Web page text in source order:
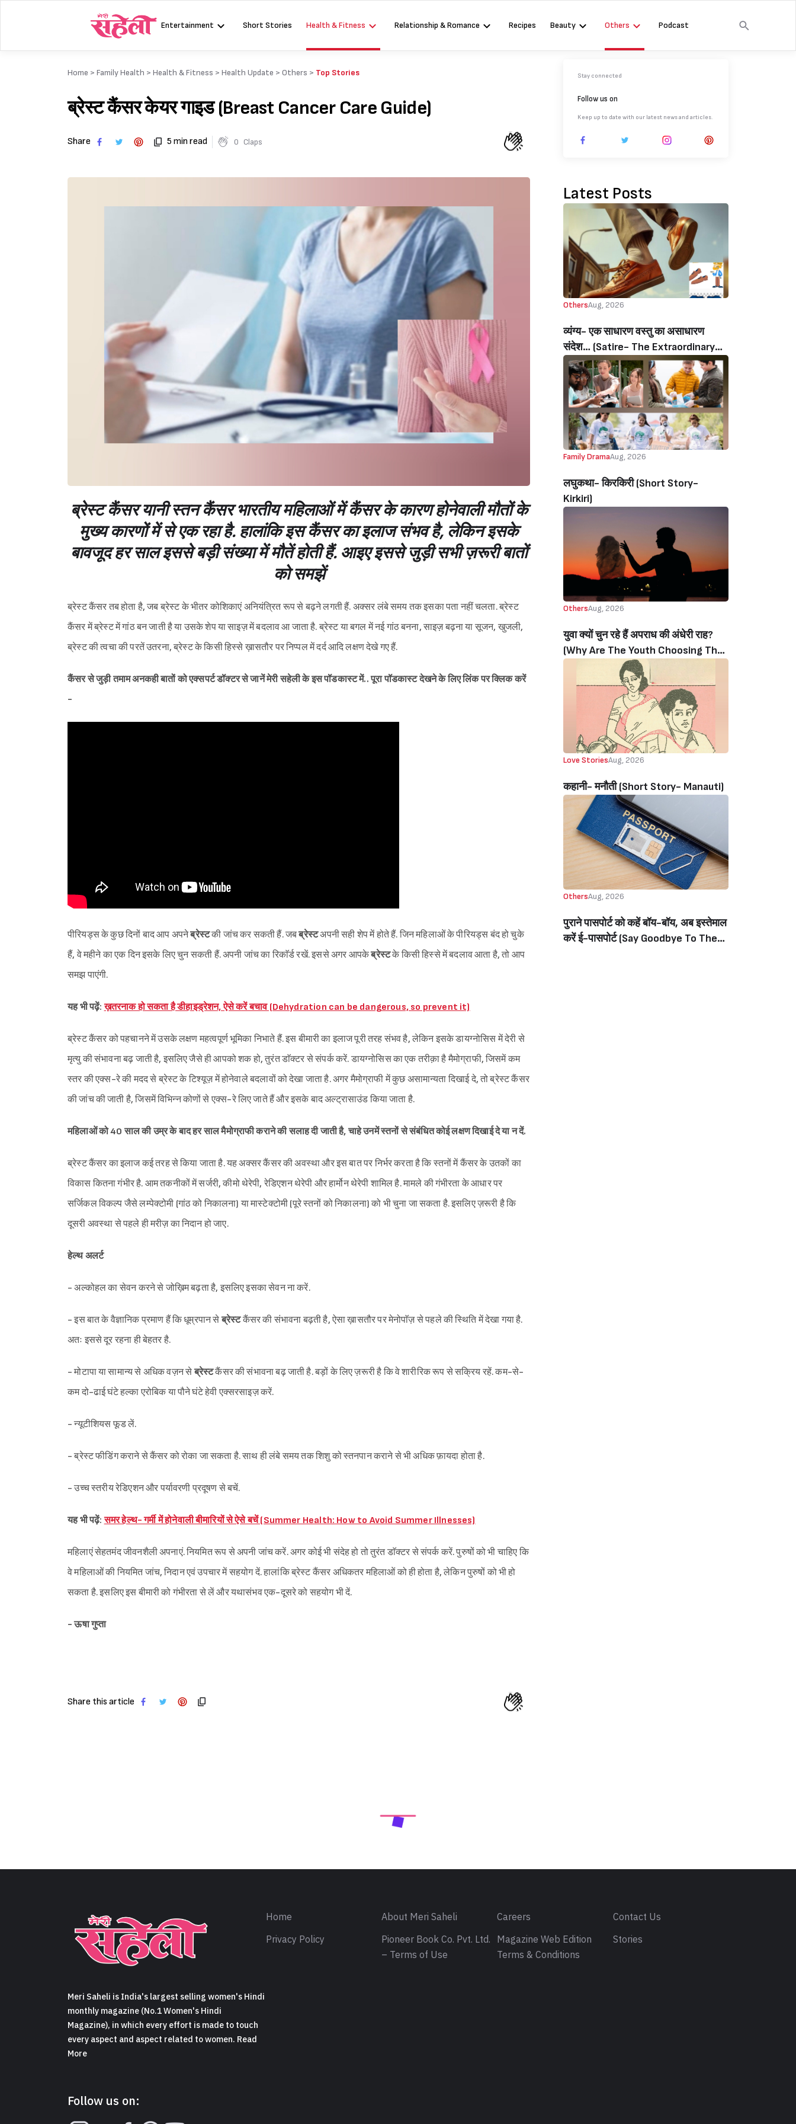
Sign in
Entertainment Short Stories Health & Fitness Relationship & Romance Recipes Beauty Others Podcast
Home > Family Health > Health & Fitness > Health Update > Others > Top Stories
ब्रेस्ट कैंसर केयर गाइड (Breast Cancer Care Guide)
Share 5 min read 0 Claps
ब्रेस्ट कैंसर यानी स्तन कैंसर भारतीय महिलाओं में कैंसर के कारण होनेवाली मौतों के
मुख्य कारणों में से एक रहा है. ‌हालांकि इस कैंसर का इलाज संभव है, लेकिन इसके
बावजूद हर साल इससे बड़ी संख्या में मौतें होती हैं. आइए इससे जुड़ी सभी ज़रूरी बातों
को समझें
ब्रेस्ट कैंसर तब होता है, जब ब्रेस्ट के भीतर कोशिकाएं अनियंत्रित रूप से बढ़ने लगती हैं. अक्सर लंबे समय तक इसका पता नहीं चलता. ब्रेस्ट
कैंसर में ब्रेस्ट में गांठ बन जाती है या उसके शेप या साइज़ में बदलाव आ जाता है. ब्रेस्ट या बगल में नई गांठ बनना, साइज़ बढ़ना या सूजन, खुजली,
ब्रेस्ट की त्वचा की परतें उतरना, ब्रेस्ट के किसी हिस्से ख़ासतौर पर निप्पल में दर्द आदि लक्षण देखे गए हैं.
कैंसर से‌ जुड़ी तमाम अनकही बातों को एक्सपर्ट डॉक्टर से‌ जानें मेरी‌ सहेली के इस पॉडकास्ट में.. पूरा पॉडकास्ट देखने के लिए लिंक पर क्लिक करें
-
पीरियड्स के कुछ दिनों बाद आप अपनेब्रेस्टकी जांच कर सकती हैं. जबब्रेस्टअपनी सही शेप में होते हैं. जिन महिलाओं के पीरियड्स बंद हो चुके
हैं, वे महीने का एक दिन इसके लिए चुन सकती हैं. अपनी जांच का रिकाॅर्ड रखें. इससे अगर आपकेब्रेस्टके किसी हिस्से में बदलाव आता है, तो आप
समझ पाएंगी.
यह भी पढ़ें:ख़तरनाक हो सकता है डीहाइड्रेशन, ऐसे करें बचाव (Dehydration can be dangerous, so prevent it)
ब्रेस्ट कैंसर को पहचानने में उसके लक्षण महत्वपूर्ण भूमिका निभाते हैं. इस बीमारी का इलाज पूरी तरह संभव है, लेकिन इसके डायग्नोसिस में देरी से
मृत्यु की संभावना बढ़ जाती है, इसलिए जैसे ही आपको शक हो, तुरंत डाॅक्टर से संपर्क करें. डायग्नोसिस का एक तरीक़ा है मैमोग्राफी, जिसमें कम
स्तर की एक्स-रे की मदद से ब्रेस्ट के टिश्यूज़ में होनेवाले बदलावों को देखा जाता है. अगर मैमोग्राफी में कुछ असामान्यता दिखाई दे, तो ब्रेस्ट कैंसर
की जांच की जाती है, जिसमें विभिन्न कोणों से एक्स-रे लिए जाते हैं और इसके बाद अल्ट्रासाउंड किया जाता है.
महिलाओं को 40 साल की उम्र के बाद हर साल मैमोग्राफी कराने की सलाह दी जाती है, चाहे उनमें स्तनों से संबंधित कोई लक्षण दिखाई दे या न दें.
ब्रेस्ट कैंसर का इलाज कई तरह से किया जाता है. यह अक्सर कैंसर की अवस्था और इस बात पर निर्भर करता है कि स्तनों में कैंसर के उतकों का
विकास कितना गंभीर है. आम तकनीकों में सर्जरी, कीमो थेरेपी, रेडिएशन थेरेपी और हार्मोन थेरेपी शामिल है. मामले की गंभीरता के आधार पर
सर्जिकल विकल्प जैसे लम्पेक्टोमी (गांठ को निकालना) या मास्टेक्टोमी (पूरे स्तनों को निकालना) को भी चुना जा सकता है. इसलिए ज़रूरी है कि
दूसरी अवस्था से पहले ही मरीज़ का निदान हो जाए.
हेल्थ अलर्ट
- अल्कोहल का सेवन करने से जोख़िम बढ़ता है, इसलिए इसका सेवन ना करें.
- इस बात के वैज्ञानिक प्रमाण हैं कि धूम्रपान सेब्रेस्टकैंसर की संभावना बढ़ती है, ऐसा ख़ासतौर पर मेनोपाॅज़ से पहले की स्थिति में देखा गया है.
अतः इससे दूर रहना ही बेहतर है.
- मोटापा या सामान्य से अधिक वज़न सेब्रेस्टकैंसर की संभावना बढ़ जाती है. बड़ों के लिए ज़रूरी है कि वे शारीरिक रूप से सक्रिय रहें. कम-से-
कम दो-ढाई घंटे हल्का एरोबिक या पौने घंटे हेवी एक्सरसाइज़ करें.
- न्यूटीशियस फूड लें.
- ब्रेस्ट फीडिंग कराने से कैंसर को रोका जा सकता है. साथ ही लंबे समय तक शिशु को स्तनपान कराने से भी अधिक फ़ायदा होता है.
- उच्च स्तरीय रेडिएशन और पर्यावरणी प्रदूषण से बचें.
यह भी पढ़ें:समर हेल्थ- गर्मी में होनेवाली बीमारियों से ऐसे बचें (Summer Health: How to Avoid Summer Illnesses)
महिलाएं सेहतमंद जीवनशैली अपनाएं. नियमित रूप से अपनी जांच करें. अगर कोई भी संदेह हो तो तुरंत डाॅक्टर से संपर्क करें. पुरुषों को भी चाहिए कि
वे महिलाओं की नियमित जांच, निदान एवं उपचार में सहयोग दें. हालांकि ब्रेस्ट कैंसर अधिकतर महिलाओं को ही होता है, लेकिन पुरुषों को भी हो
सकता है. इसलिए इस बीमारी को गंभीरता से लें और यथासंभव एक-दूसरे को सहयोग भी दें.
-ऊषा गुप्ता
Share this article
Stay connected
Follow us on
Keep up to date with our latest news and articles.
Latest Posts
OthersAug, 2026
व्यंग्य- एक साधारण वस्तु का असाधारण
संदेश… (Satire- The Extraordinary
Message Of An Ordinary Object…)
Family DramaAug, 2026
लघुकथा- किरकिरी (Short Story-
Kirkiri)
OthersAug, 2026
युवा क्यों चुन रहे हैं अपराध की अंधेरी राह?
(Why Are The Youth Choosing The
Dark Path Of Crime?)
Love StoriesAug, 2026
कहानी- मनौती (Short Story- Manauti)
OthersAug, 2026
पुराने पासपोर्ट को कहें बॉय-बॉय, अब इस्तेमाल
करें ई-पासपोर्ट (Say Goodbye To The
Next Article
व्यंग्य- एक साधारण वस्तु का असाधारण संदेश… (Satire- The
extraordinary message of an ordinary object…)
चाचाजी बेटे को डांट रहे थे, "तू तो जूते खाए बिना मानेगा नहीं!” तब पता चला कि जूते
Stay connected
Follow us on
Keep up to date with our latest news and articles.